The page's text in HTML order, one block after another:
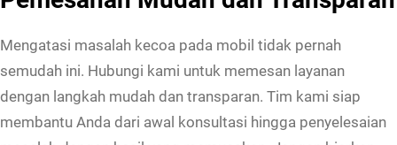
Mengatasi masalah kecoa pada mobil tidak pernah
semudah ini. Hubungi kami untuk memesan layanan
dengan langkah mudah dan transparan. Tim kami siap
membantu Anda dari awal konsultasi hingga penyelesaian